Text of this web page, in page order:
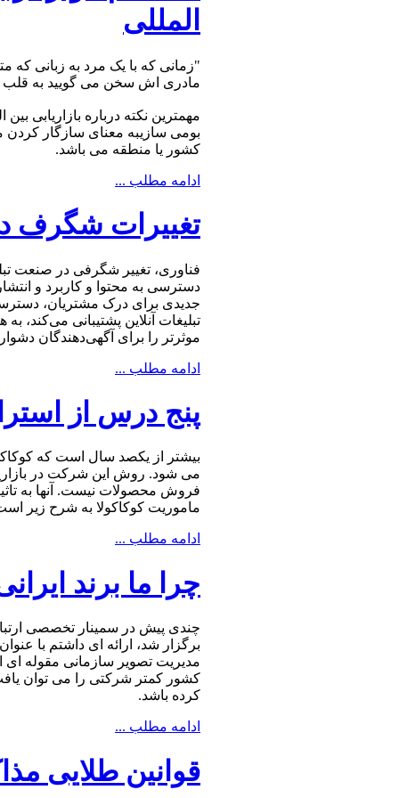
المللی
"زمانی که با یک مرد به زبانی که
مادری اش سخن می گویید به قلب
مهمترین نکته درباره بازاریابی
بومی سازیبه معنای سازگار کردن
کشور یا منطقه می باشد.
ادامه مطلب ...
تغییرات شگرف
فناوری، تغییر شگرفی در صنعت
دسترسی به محتوا و کاربرد و
جدیدی برای درک مشتریان،
تبلیغات آنلاین پشتیبانی
موثرتر را برای آگهی‌دهندگان
ادامه مطلب ...
پنج درس از
بیشتر از یکصد سال است که
می شود. روش این شرکت در
فروش محصولات نیست. آنها به
ماموریت کوکاکولا به شرح زیر
ادامه مطلب ...
چرا ما برند
چندی پیش در سمینار تخصصی
برگزار شد، ارائه ای داشتم با
مدیریت تصویر سازمانی مقوله ای
كشور كمتر شركتی را می توان
كرده باشد.
ادامه مطلب ...
قوانین طلایی